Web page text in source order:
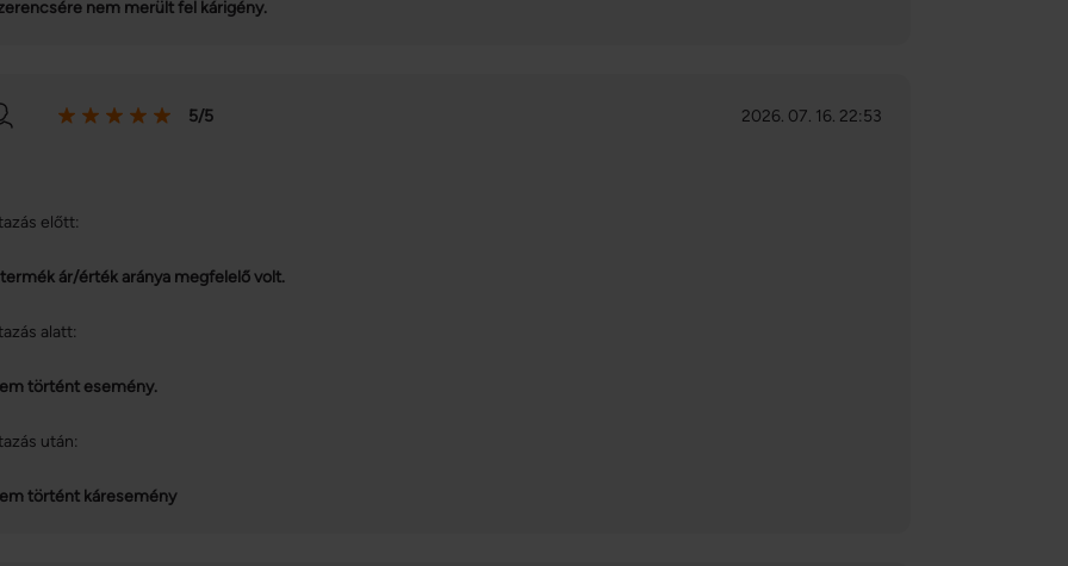
nem merült fel kárigény.
5/5 2026. 07. 16. 22:53
előtt:
ár/érték aránya megfelelő volt.
alatt:
történt esemény.
után:
történt káresemény